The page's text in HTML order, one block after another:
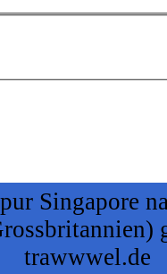
Singapore
trawwwel.de